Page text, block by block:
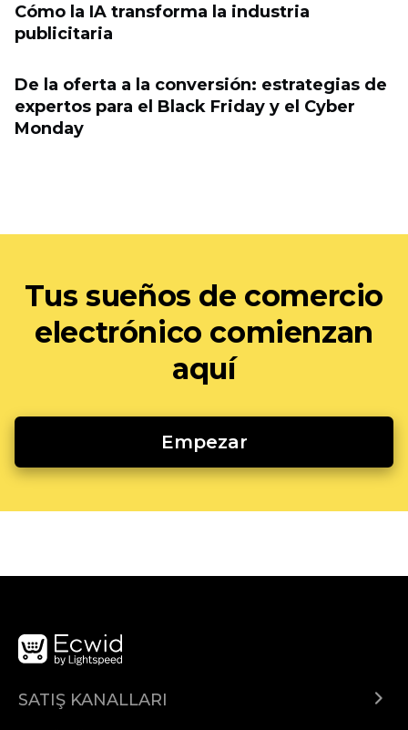
Cómo la IA transforma la industria
publicitaria
De la oferta a la conversión: estrategias de
expertos para el Black Friday y el Cyber ​​
Monday
Tus sueños de comercio
electrónico comienzan
aquí
Empezar
SATIŞ KANALLARI